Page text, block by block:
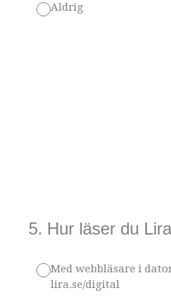
Aldrig
5. Hur läser du
Med webbläsare i
lira.se/digital